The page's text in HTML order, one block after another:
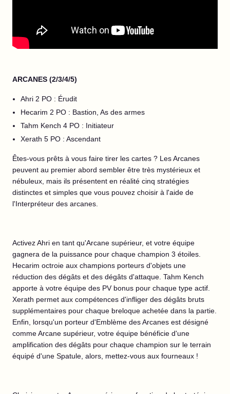
ARCANES (2/3/4/5)
Ahri 2 PO : Érudit
Hecarim 2 PO : Bastion, As des armes
Tahm Kench 4 PO : Initiateur
Xerath 5 PO : Ascendant
Êtes-vous prêts à vous faire tirer les cartes ? Les Arcanes
peuvent au premier abord sembler être très mystérieux et
nébuleux, mais ils présentent en réalité cinq stratégies
distinctes et simples que vous pouvez choisir à l'aide de
l'Interpréteur des arcanes.
Activez Ahri en tant qu'Arcane supérieur, et votre équipe
gagnera de la puissance pour chaque champion 3 étoiles.
Hecarim octroie aux champions porteurs d'objets une
réduction des dégâts et des dégâts d'attaque. Tahm Kench
apporte à votre équipe des PV bonus pour chaque type actif.
Xerath permet aux compétences d'infliger des dégâts bruts
supplémentaires pour chaque breloque achetée dans la partie.
Enfin, lorsqu'un porteur d'Emblème des Arcanes est désigné
comme Arcane supérieur, votre équipe bénéficie d'une
amplification des dégâts pour chaque champion sur le terrain
équipé d'une Spatule, alors, mettez-vous aux fourneaux !